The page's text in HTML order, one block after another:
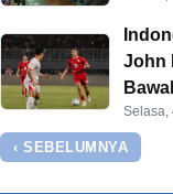
John
Selasa,
‹ SEBELUMNYA